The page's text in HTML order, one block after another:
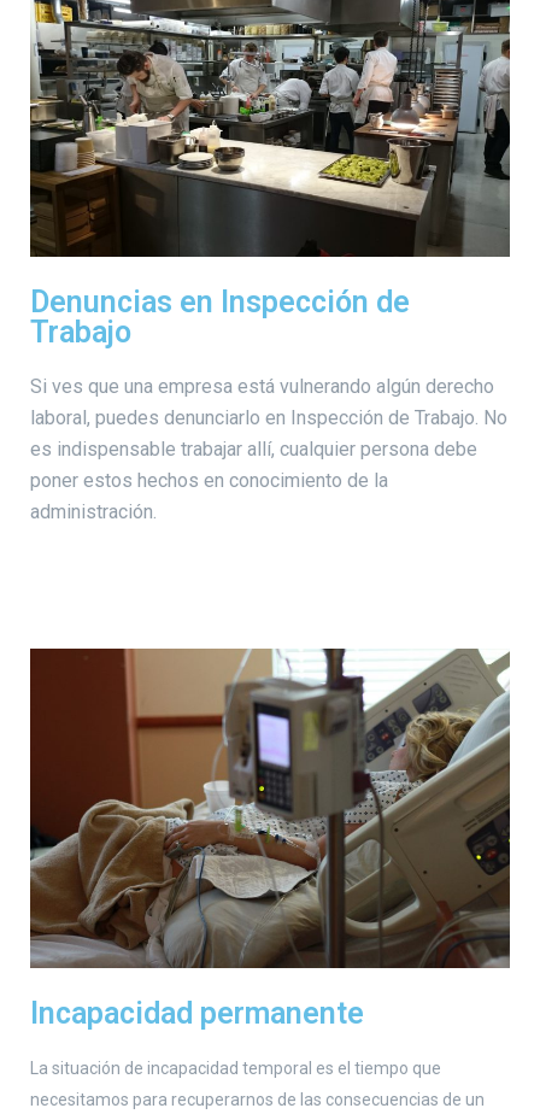
Denuncias en Inspección de
Trabajo
Si ves que una empresa está vulnerando algún derecho
laboral, puedes denunciarlo en Inspección de Trabajo. No
es indispensable trabajar allí, cualquier persona debe
poner estos hechos en conocimiento de la
administración.
Incapacidad permanente
La situación de incapacidad temporal es el tiempo que
necesitamos para recuperarnos de las consecuencias de un